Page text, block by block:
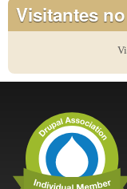
Visitantes